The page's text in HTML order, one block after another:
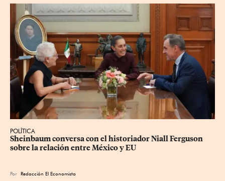
POLÍTICA
Sheinbaum conversa con el historiador Niall Ferguson
sobre la relación entre México y EU
Por Redacción El Economista